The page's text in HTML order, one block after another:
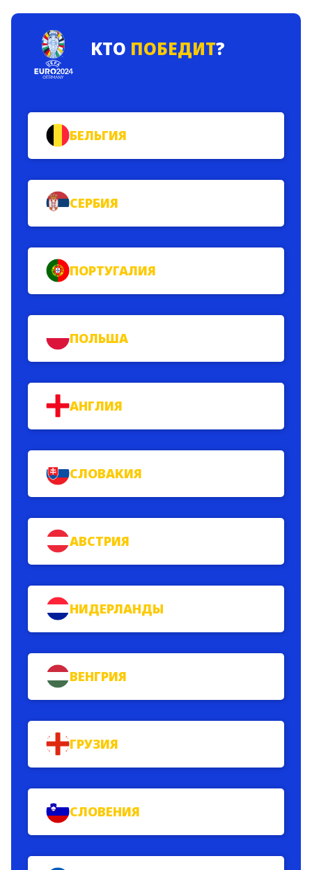
КТО ПОБЕДИТ?
БЕЛЬГИЯ
СЕРБИЯ
ПОРТУГАЛИЯ
ПОЛЬША
АНГЛИЯ
СЛОВАКИЯ
АВСТРИЯ
НИДЕРЛАНДЫ
ВЕНГРИЯ
ГРУЗИЯ
СЛОВЕНИЯ